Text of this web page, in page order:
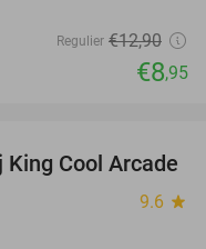
Regulier €12,90
€8,95
34%
Cool Arcade
9.6 star